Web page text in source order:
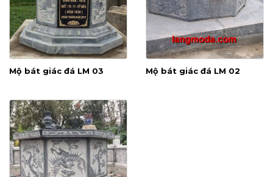
Mộ bát giác đá LM 03 Mộ bát giác đá LM 02